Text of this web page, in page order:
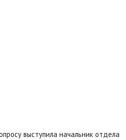
выступила начальник отдела